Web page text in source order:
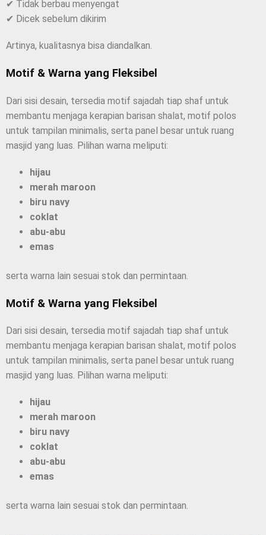
✔ Tidak berbau menyengat
✔ Dicek sebelum dikirim
Artinya, kualitasnya bisa diandalkan.
Motif & Warna yang Fleksibel
Dari sisi desain, tersedia motif sajadah tiap shaf untuk
membantu menjaga kerapian barisan shalat, motif polos
untuk tampilan minimalis, serta panel besar untuk ruang
masjid yang luas. Pilihan warna meliputi:
hijau
merah maroon
biru navy
coklat
abu-abu
emas
serta warna lain sesuai stok dan permintaan.
Motif & Warna yang Fleksibel
Dari sisi desain, tersedia motif sajadah tiap shaf untuk
membantu menjaga kerapian barisan shalat, motif polos
untuk tampilan minimalis, serta panel besar untuk ruang
masjid yang luas. Pilihan warna meliputi:
hijau
merah maroon
biru navy
coklat
abu-abu
emas
serta warna lain sesuai stok dan permintaan.